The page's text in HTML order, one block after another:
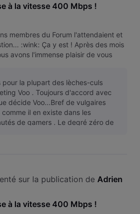
à la vitesse 400 Mbps !
membres du Forum l'attendaient et
:wink: Ça y est ! Après des mois
avons l'immense plaisir de vous
pour la plupart des lèches-culs
Voo . Toujours d'accord avec
décide Voo...Bref de vulgaires
il en existe dans les
de gamers . Le degré zéro de
sur la publication de Adrien
à la vitesse 400 Mbps !